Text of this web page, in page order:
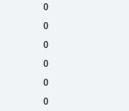
0
0
0
0
0
0